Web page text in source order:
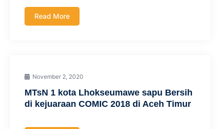
Read More
November 2, 2020
MTsN 1 kota Lhokseumawe sapu Bersih
di kejuaraan COMIC 2018 di Aceh Timur